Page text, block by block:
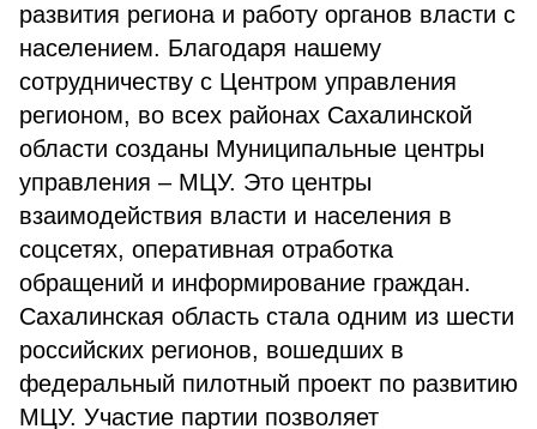
развития региона и работу органов власти с
населением. Благодаря нашему
сотрудничеству с Центром управления
регионом, во всех районах Сахалинской
области созданы Муниципальные центры
управления – МЦУ. Это центры
взаимодействия власти и населения в
соцсетях, оперативная отработка
обращений и информирование граждан.
Сахалинская область стала одним из шести
российских регионов, вошедших в
федеральный пилотный проект по развитию
МЦУ. Участие партии позволяет